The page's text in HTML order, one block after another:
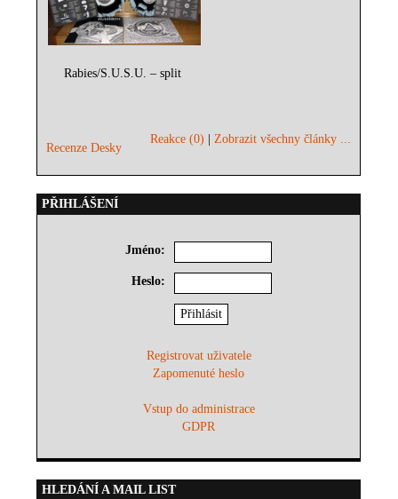
Rabies/S.U.S.U. – split
Recenze Desky
Reakce (0) |Zobrazit všechny články ...
PŘIHLÁŠENÍ
Jméno:
Heslo:
Registrovat uživatele
Zapomenuté heslo
Vstup do administrace
GDPR
HLEDÁNÍ A MAIL LIST